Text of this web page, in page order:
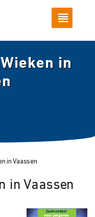
in
in Vaassen
in Vaassen